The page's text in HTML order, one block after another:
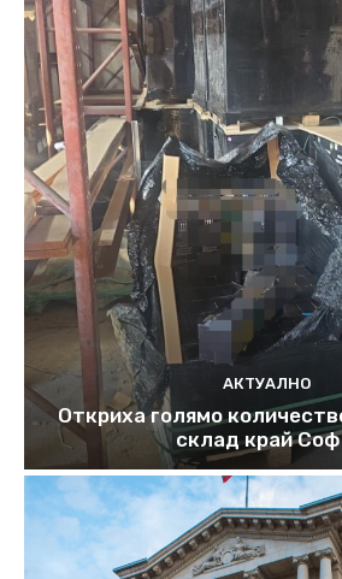
АКТУАЛНО
Откриха голямо
склад край